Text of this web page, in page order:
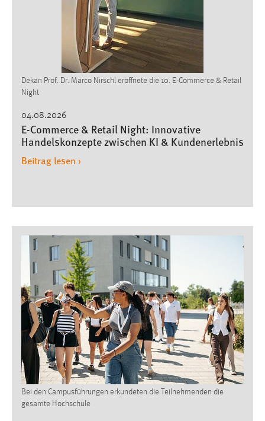
Dekan Prof. Dr. Marco Nirschl eröffnete die 10. E-Commerce & Retail
Night
04.08.2026
E-Commerce & Retail Night: Innovative
Handelskonzepte zwischen KI & Kundenerlebnis
Beitrag lesen ›
Bei den Campusführungen erkundeten die Teilnehmenden die
gesamte Hochschule
Conversion-Tracking
Cookie Laufzeit:
Facebook Pixel
_fbp
Anbieter:
Cookie Laufzeit:
EXTERNE MEDIEN
Um Inhalte von Videoplattformen und Social Media
Plattformen anzeigen zu können, werden von diesen
externen Medien Cookies gesetzt.
YouTube
Vimeo